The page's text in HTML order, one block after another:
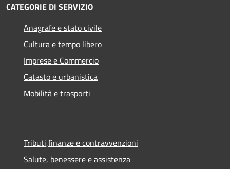
CATEGORIE DI SERVIZIO
Anagrafe e stato civile
Cultura e tempo libero
Imprese e Commercio
Catasto e urbanistica
Mobilità e trasporti
Tributi,finanze e contravvenzioni
Salute, benessere e assistenza